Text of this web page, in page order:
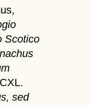
Scotico
sed